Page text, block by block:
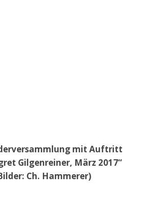
mit Auftritt
Gilgenreiner, März 2017“
Ch. Hammerer)